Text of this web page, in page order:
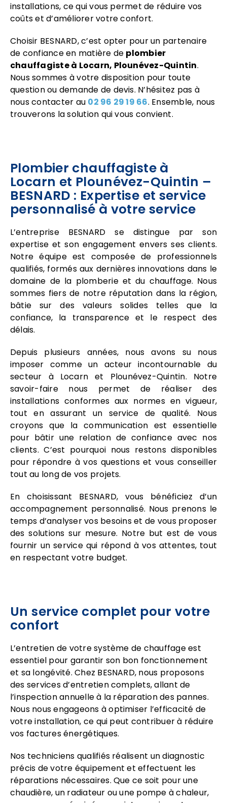
installations, ce qui vous permet de réduire vos
coûts et d’améliorer votre confort.
Choisir BESNARD, c’est opter pour un partenaire
de confiance en matière de plombier
chauffagiste à Locarn, Plounévez-Quintin.
Nous sommes à votre disposition pour toute
question ou demande de devis. N’hésitez pas à
nous contacter au 02 96 29 19 66. Ensemble, nous
trouverons la solution qui vous convient.
Plombier chauffagiste à
Locarn et Plounévez-Quintin –
BESNARD : Expertise et service
personnalisé à votre service
L’entreprise BESNARD se distingue par son
expertise et son engagement envers ses clients.
Notre équipe est composée de professionnels
qualifiés, formés aux dernières innovations dans le
domaine de la plomberie et du chauffage. Nous
sommes fiers de notre réputation dans la région,
bâtie sur des valeurs solides telles que la
confiance, la transparence et le respect des
délais.
Depuis plusieurs années, nous avons su nous
imposer comme un acteur incontournable du
secteur à Locarn et Plounévez-Quintin. Notre
savoir-faire nous permet de réaliser des
installations conformes aux normes en vigueur,
tout en assurant un service de qualité. Nous
croyons que la communication est essentielle
pour bâtir une relation de confiance avec nos
clients. C’est pourquoi nous restons disponibles
pour répondre à vos questions et vous conseiller
tout au long de vos projets.
En choisissant BESNARD, vous bénéficiez d’un
accompagnement personnalisé. Nous prenons le
temps d’analyser vos besoins et de vous proposer
des solutions sur mesure. Notre but est de vous
fournir un service qui répond à vos attentes, tout
en respectant votre budget.
Un service complet pour votre
confort
L’entretien de votre système de chauffage est
essentiel pour garantir son bon fonctionnement
et sa longévité. Chez BESNARD, nous proposons
des services d’entretien complets, allant de
l’inspection annuelle à la réparation des pannes.
Nous nous engageons à optimiser l’efficacité de
votre installation, ce qui peut contribuer à réduire
vos factures énergétiques.
Nos techniciens qualifiés réalisent un diagnostic
précis de votre équipement et effectuent les
réparations nécessaires. Que ce soit pour une
chaudière, un radiateur ou une pompe à chaleur,